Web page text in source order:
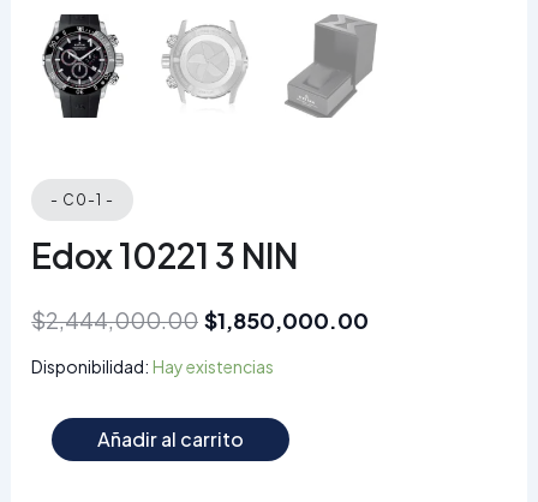
- C0-1 -
Edox 10221 3 NIN
$2,444,000.00 $1,850,000.00
Disponibilidad: Hay existencias
Añadir al carrito